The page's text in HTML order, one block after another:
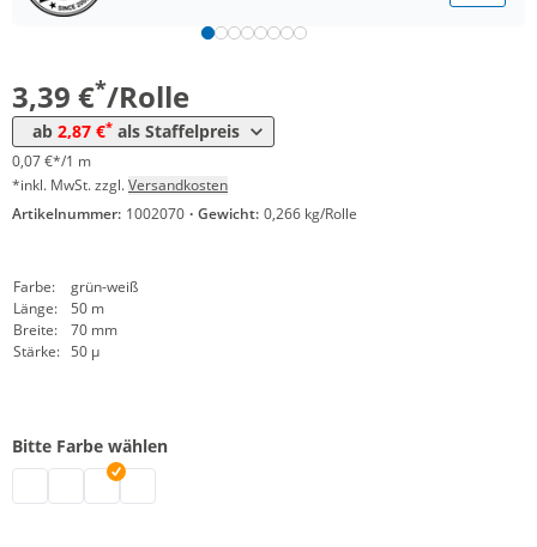
3,39 €*/Rolle
ab 2,87 €* als Staffelpreis
ab 12 Rollen 3,08 €
0,07 €*/1 m
*inkl. MwSt. zzgl.Versandkosten
Artikelnummer: 1002070 · Gewicht: 0,266 kg/Rolle
Farbe:
grün-weiß
Länge:
50 m
Breite:
70 mm
Stärke: 50 µ
Bitte Farbe wählen
Absperrband gestreift | schwarz-weiß
Absperrband gestreift | blau-weiß
Absperrband gestreift | grün-weiß
Absperrband gestreift | pink-weiß